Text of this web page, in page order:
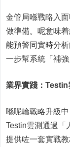
金管局喺戰略入
做準備。呢意味
能預警同實時分
一步幫系統「補強
業界實踐：Testin
喺呢輪戰略升級
Testin雲測通過「
提供咗一套實戰